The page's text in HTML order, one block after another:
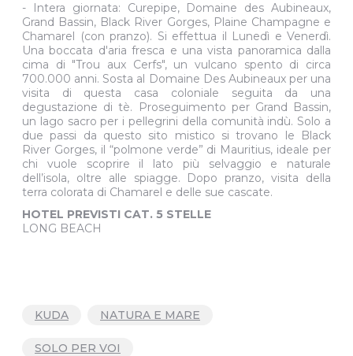
- Intera giornata: Curepipe, Domaine des Aubineaux,
Grand Bassin, Black River Gorges, Plaine Champagne e
Chamarel (con pranzo). Si effettua il Lunedì e Venerdì.
Una boccata d'aria fresca e una vista panoramica dalla
cima di "Trou aux Cerfs", un vulcano spento di circa
700.000 anni. Sosta al Domaine Des Aubineaux per una
visita di questa casa coloniale seguita da una
degustazione di tè. Proseguimento per Grand Bassin,
un lago sacro per i pellegrini della comunità indù. Solo a
due passi da questo sito mistico si trovano le Black
River Gorges, il “polmone verde” di Mauritius, ideale per
chi vuole scoprire il lato più selvaggio e naturale
dell’isola, oltre alle spiagge. Dopo pranzo, visita della
terra colorata di Chamarel e delle sue cascate.
HOTEL PREVISTI CAT. 5 STELLE
LONG BEACH
KUDA NATURA E MARE
SOLO PER VOI